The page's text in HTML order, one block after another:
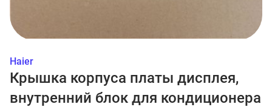
Haier
Крышка корпуса платы дисплея,
внутренний блок для кондиционера